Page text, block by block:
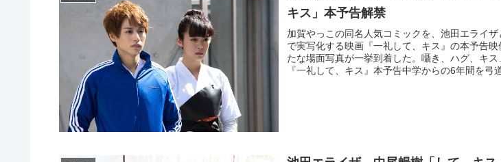
キス」本予告解禁
加賀やっこの同名人気コミックを、池田エライ
で実写化する映画『一礼して、キス』の本予告
たな場面写真が一挙到着した。囁き、ハグ、キ
『一礼して、キス』本予告中学からの6年間を弓